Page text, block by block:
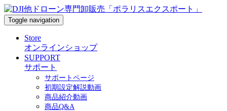
Toggle navigation
Store
オンラインショップ
SUPPORT
サポート
サポートページ
初期設定解説動画
商品紹介動画
商品Q&A